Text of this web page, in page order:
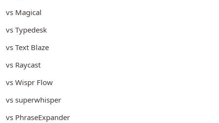
vs Magical
vs Typedesk
vs Text Blaze
vs Raycast
vs Wispr Flow
vs superwhisper
vs PhraseExpander